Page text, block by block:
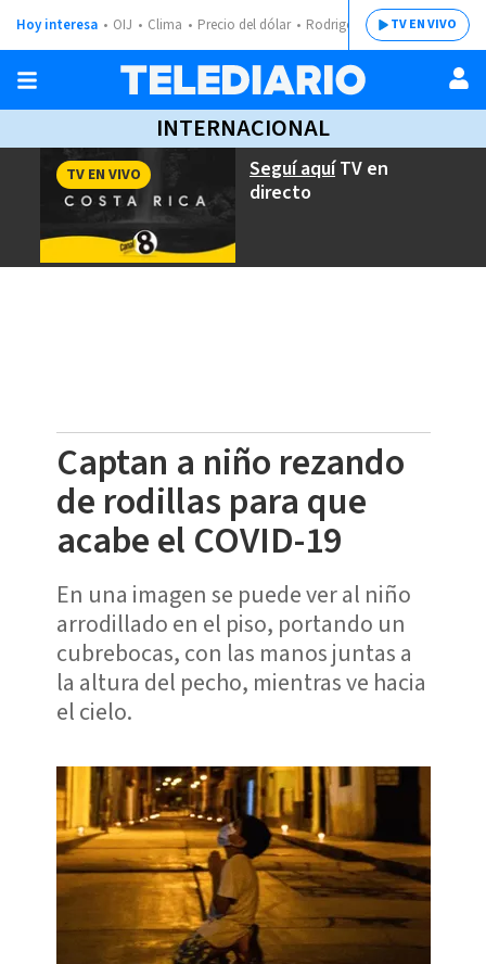
Hoy interesa OIJ Clima Precio del dólar Rodrigo ChavesTV EN VIVO
INTERNACIONAL
Seguí aquíTV en
directo
TV EN VIVO
Captan a niño rezando
de rodillas para que
acabe el COVID-19
En una imagen se puede ver al niño
arrodillado en el piso, portando un
cubrebocas, con las manos juntas a
la altura del pecho, mientras ve hacia
el cielo.